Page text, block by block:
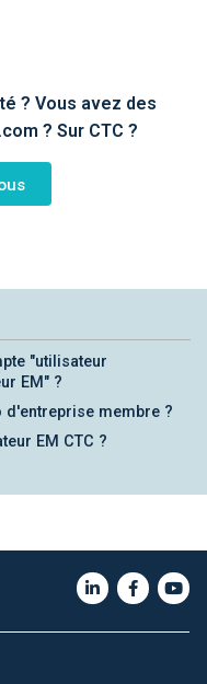
? Vous avez des
? Sur CTC ?
"utilisateur
EM" ?
d'entreprise membre ?
EM CTC ?